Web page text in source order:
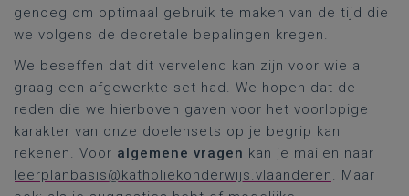
genoeg om optimaal gebruik te maken van de tijd die
we volgens de decretale bepalingen kregen.
We beseffen dat dit vervelend kan zijn voor wie al
graag een afgewerkte set had. We hopen dat de
reden die we hierboven gaven voor het voorlopige
karakter van onze doelensets op je begrip kan
rekenen. Voor algemene vragen kan je mailen naar
leerplanbasis@katholiekonderwijs.vlaanderen. Maar